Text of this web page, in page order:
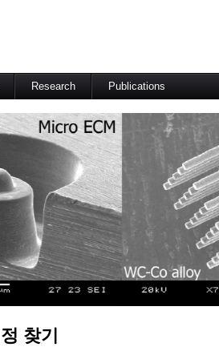
Research Publications
International Conference
Domestic Journal
Domestic Conference
Patents
찾기